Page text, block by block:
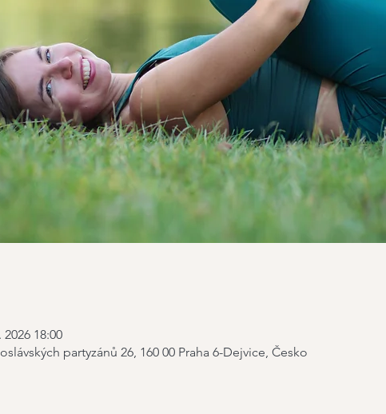
2026 18:00
partyzánů 26, 160 00 Praha 6-Dejvice, Česko